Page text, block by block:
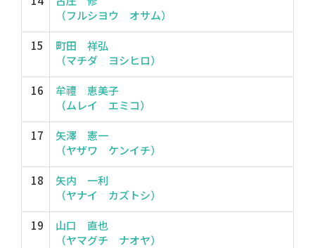
（フルシヨウ オサム）
15
町田 祥弘
（マチダ ヨシヒロ）
16
牟禮 恵美子
（ムレイ エミコ）
17
矢澤 憲一
（ヤザワ ケンイチ）
18
矢内 一利
（ヤナイ カズトシ）
19
山口 直也
（ヤマグチ ナオヤ）